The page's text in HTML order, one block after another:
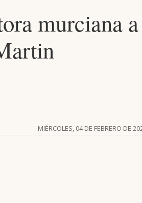
murciana a
MIÉRCOLES, 04 DE FEBRERO DE